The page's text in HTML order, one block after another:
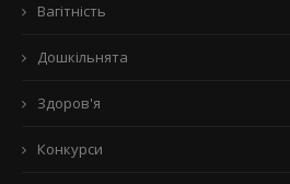
Вагітність
Дошкільнята
Здоров'я
Конкурси